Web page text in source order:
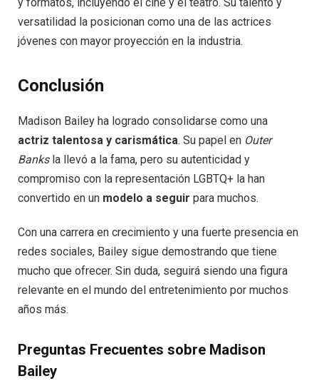
versatilidad la posicionan como una de las actrices
jóvenes con mayor proyección en la industria.
Conclusión
Madison Bailey ha logrado consolidarse como una
actriz talentosa y carismática. Su papel en Outer
Banksla llevó a la fama, pero su autenticidad y
compromiso con la representación LGBTQ+ la han
convertido en un modelo a seguir para muchos.
Con una carrera en crecimiento y una fuerte presencia en
redes sociales, Bailey sigue demostrando que tiene
mucho que ofrecer. Sin duda, seguirá siendo una figura
relevante en el mundo del entretenimiento por muchos
años más.
Preguntas Frecuentes sobre Madison
Bailey